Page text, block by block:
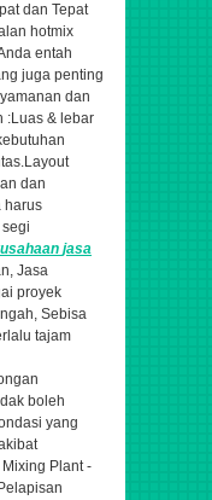
dan Tepat
hotmix
entah
juga penting
dan
:Luas & lebar
dan
harus
jasa
Jasa
proyek
Sebisa
tajam
boleh
yang
Mixing Plant -
Pelapisan